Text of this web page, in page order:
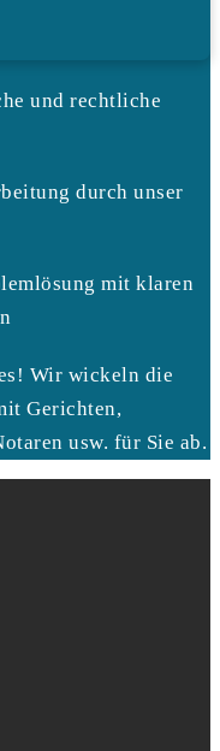
und rechtliche
durch unser
mit klaren
Wir wickeln die
Gerichten,
usw. für Sie ab.